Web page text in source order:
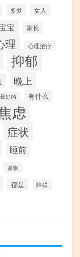
多梦 女人
宝 家长
理 心理治疗
抑郁
晚上
最好的 有什么
虑
症状
睡前
紧张
都是
障碍